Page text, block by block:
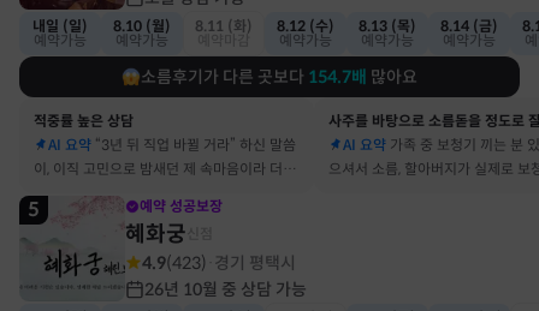
내일 (일)
예약가능
8.10 (월)
예약가능
8.11 (화)
8.12 (수)
예약가능
8.13 (목)
예약가능
8.14 (금)
예약가능
소름후기가 다른 곳보다 154.7배 많아요
적중률 높은 상담
AI 요약 “3년 뒤 직업 바뀔 거라” 하신 말씀
이, 이직 고민으로 밤새던 제 속마음이라 더 신
기했어요
AI 요약 가족 중 보청기 끼는 분
으셔서 소름, 할아버지가 실제로 보
5 예약 성공보장
혜화궁
4.9(423) 경기 평택시
26년 10월 중 상담 가능